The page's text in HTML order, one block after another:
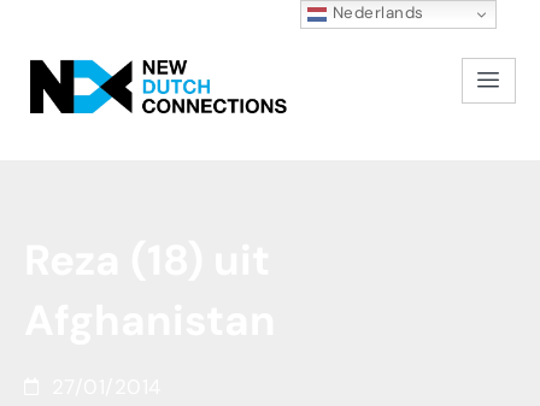
Nederlands